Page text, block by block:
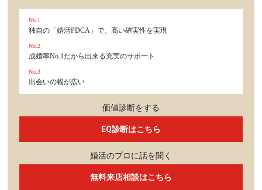
No.1
独自の「婚活PDCA」で、高い確実性を実現
No.2
成婚率No.1だから出来る充実のサポート
No.3
出会いの幅が広い
価値診断をする
EQ診断はこちら
婚活のプロに話を聞く
無料来店相談はこちら